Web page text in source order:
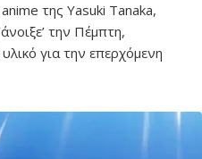
της Yasuki Tanaka,
την Πέμπτη,
για την επερχόμενη